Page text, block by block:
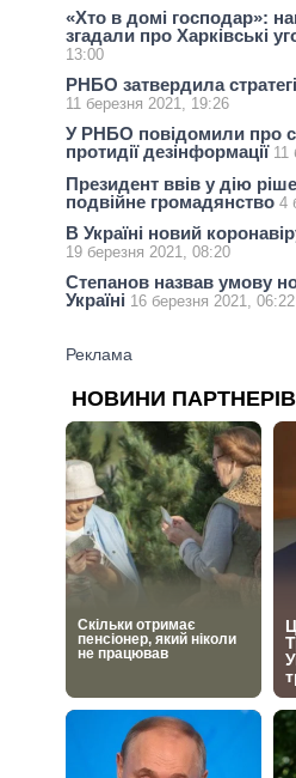
«Хто в домі господар»:
згадали про Харківські
13:00
РНБО затвердила
11 березня 2021, 19:26
У РНБО повідомили про
протидії дезінформації 11
Президент ввів у дію
подвійне громадянство 4
В Україні новий
19 березня 2021, 08:20
Степанов назвав умову
Україні 16 березня 2021, 06:22